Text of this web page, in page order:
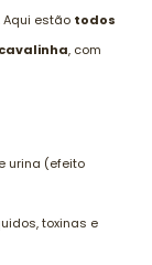
estão todos
, com
urina (efeito
toxinas e